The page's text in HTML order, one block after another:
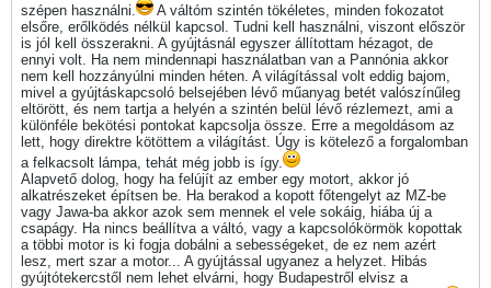
szépen használni.
A váltóm szintén tökéletes, minden fokozatot
elsőre, erőlködés nélkül kapcsol. Tudni kell használni, viszont először
is jól kell összerakni. A gyújtásnál egyszer állítottam hézagot, de
ennyi volt. Ha nem mindennapi használatban van a Pannónia akkor
nem kell hozzányúlni minden héten. A világítással volt eddig bajom,
mivel a gyújtáskapcsoló belsejében lévő műanyag betét valószínűleg
eltörött, és nem tartja a helyén a szintén belül lévő rézlemezt, ami a
különféle bekötési pontokat kapcsolja össze. Erre a megoldásom az
lett, hogy direktre kötöttem a világítást. Úgy is kötelező a forgalomban
a felkacsolt lámpa, tehát még jobb is így.
Alapvető dolog, hogy ha felújít az ember egy motort, akkor jó
alkatrészeket építsen be. Ha berakod a kopott főtengelyt az MZ-be
vagy Jawa-ba akkor azok sem mennek el vele sokáig, hiába új a
csapágy. Ha nincs beállítva a váltó, vagy a kapcsolókörmök kopottak
a többi motor is ki fogja dobálni a sebességeket, de ez nem azért
lesz, mert szar a motor... A gyújtással ugyanez a helyzet. Hibás
gyújtótekercstől nem lehet elvárni, hogy Budapestről elvisz a